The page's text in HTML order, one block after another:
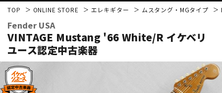
TOP ONLINE STORE エレキギター ムスタング・MGタイプ
Fender USA
VINTAGE Mustang '66 White/R イケベリ
ユース認定中古楽器